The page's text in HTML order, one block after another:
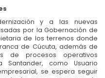
y a las nuevas
por la Gobernación de
de los terrenos donde
de Cúcuta, además de
de procesos operativos
Santander, como Usuario
se espera seguir